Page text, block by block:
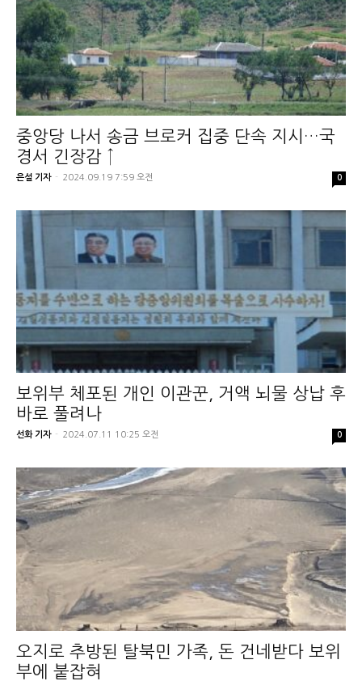
중앙당 나서 송금 브로커 집중 단속 지시…국
경서 긴장감 ↑
은설 기자 - 2024.09.19 7:59 오전 0
보위부 체포된 개인 이관꾼, 거액 뇌물 상납 후
바로 풀려나
선화 기자 - 2024.07.11 10:25 오전 0
오지로 추방된 탈북민 가족, 돈 건네받다 보위
부에 붙잡혀